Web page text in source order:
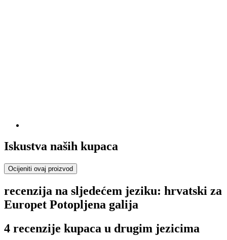
Iskustva naših kupaca
Ocijeniti ovaj proizvod
recenzija na sljedećem jeziku: hrvatski za
Europet Potopljena galija
4 recenzije kupaca u drugim jezicima